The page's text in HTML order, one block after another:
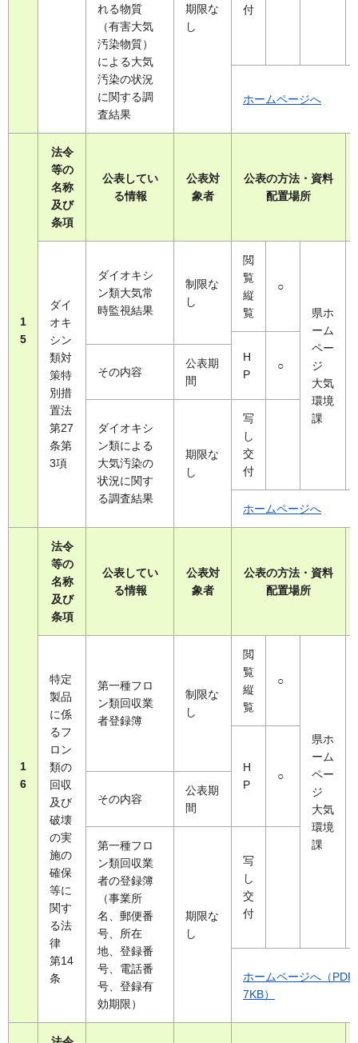
れる物質
（有害大気
汚染物質）
による大気
汚染の状況
に関する調
査結果
期限な
し
付
ホームページへ
1
5
法令
等の
名称
及び
条項
公表してい
る情報
公表対
象者
公表の方法・資料
配置場所
ダイ
オキ
シン
類対
策特
別措
置法
第27
条第
3項
ダイオキシ
ン類大気常
時監視結果
制限な
し
閲
覧
縦
覧
○
県ホ
ーム
ペー
ジ
大気
環境
課
H
P
○
その内容
公表期
間
ダイオキシ
ン類による
大気汚染の
状況に関す
る調査結果
期限な
し
写
し
交
付
ホームページへ
1
6
法令
等の
名称
及び
条項
公表してい
る情報
公表対
象者
公表の方法・資料
配置場所
特定
製品
に係
るフ
ロン
類の
回収
及び
破壊
の実
施の
確保
等に
関す
る法
律
第14
条
第一種フロ
ン類回収業
者登録簿
制限な
し
閲
覧
縦
覧
○
県ホ
ーム
ペー
ジ
大気
環境
課
H
P
○
その内容
公表期
間
第一種フロ
ン類回収業
者の登録簿
（事業所
名、郵便番
号、所在
地、登録番
号、電話番
号、登録有
効期限）
期限な
し
写
し
交
付
ホームページへ（PDF
7KB）